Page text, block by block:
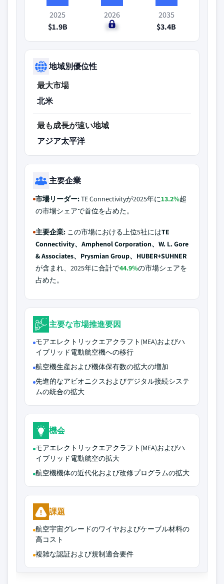
2025
$1.9B
2026
$2B
2035
$3.4B
地域別優位性
最大市場
北米
最も成長が速い地域
アジア太平洋
主要企業
市場リーダー:TE Connectivityが2025年に13.2%超
の市場シェアで首位を占めた。
主要企業: この市場における上位5社にはTE
Connectivity、Amphenol Corporation、W. L. Gore
& Associates、Prysmian Group、HUBER+SUHNER
が含まれ、2025年に合計で44.9%の市場シェアを
占めた。
主要な市場推進要因
モアエレクトリックエアクラフト(MEA)およびハ
イブリッド電動航空機への移行
航空機生産および機体保有数の拡大の増加
先進的なアビオニクスおよびデジタル接続システ
ムの統合の拡大
機会
モアエレクトリックエアクラフト(MEA)およびハ
イブリッド電動航空の拡大
航空機機体の近代化および改修プログラムの拡大
課題
航空宇宙グレードのワイヤおよびケーブル材料の
高コスト
複雑な認証および規制適合要件